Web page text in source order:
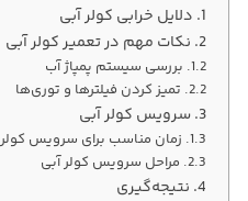
دلایل خرابی کولر آبی
نکات مهم در تعمیر کولر آبی
بررسی سیستم پمپاژ آب
تمیز کردن فیلترها و توری‌ها
سرویس کولر آبی
زمان مناسب برای سرویس کولر
مراحل سرویس کولر آبی
نتیجه‌گیری